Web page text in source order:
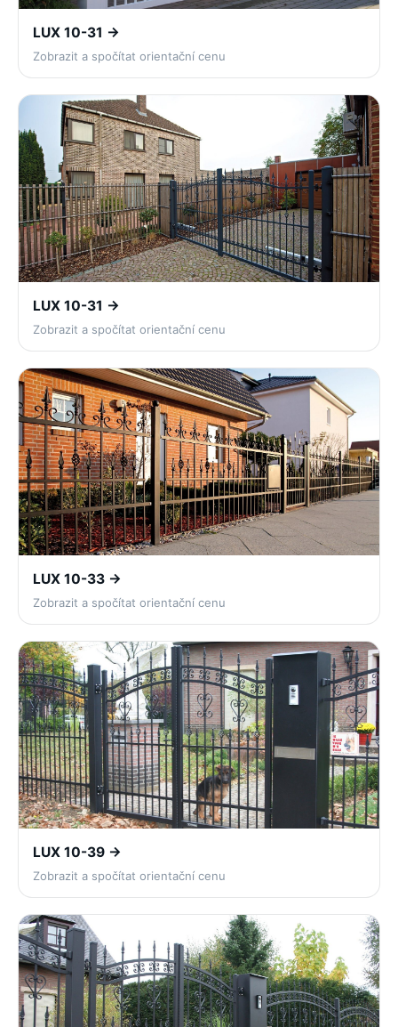
LUX 10-31 →
Zobrazit a spočítat orientační cenu
LUX 10-31 →
Zobrazit a spočítat orientační cenu
LUX 10-33 →
Zobrazit a spočítat orientační cenu
LUX 10-39 →
Zobrazit a spočítat orientační cenu